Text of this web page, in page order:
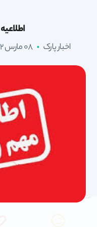
اخبار پارک 08 مارس 2022